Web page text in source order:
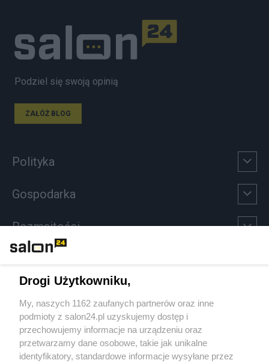
Podziel się swoją opinią
ZAŁÓŻ BLOG
Polityka
Gospodarka
Rozmaitości
Sport
Społeczeństwo
Kultura
Drogi Użytkowniku,
My, naszych 1162 zaufanych partnerów oraz inne
podmioty z salon24.pl uzyskujemy dostęp i
przechowujemy informacje na urządzeniu oraz
przetwarzamy dane osobowe, takie jak unikalne
identyfikatory, standardowe informacje wysyłane przez